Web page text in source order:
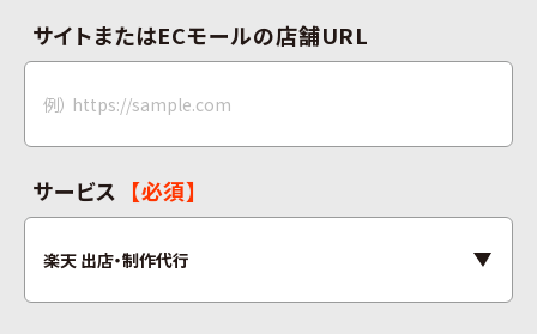
サイトまたはECモールの店舗URL
サービス 【必須】